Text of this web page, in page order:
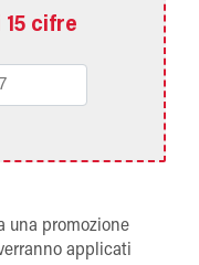
15 cifre
una promozione
applicati